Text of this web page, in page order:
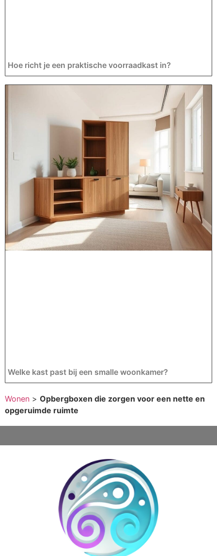
Hoe richt je een praktische voorraadkast in?
Welke kast past bij een smalle woonkamer?
Wonen > Opbergboxen die zorgen voor een nette en
opgeruimde ruimte